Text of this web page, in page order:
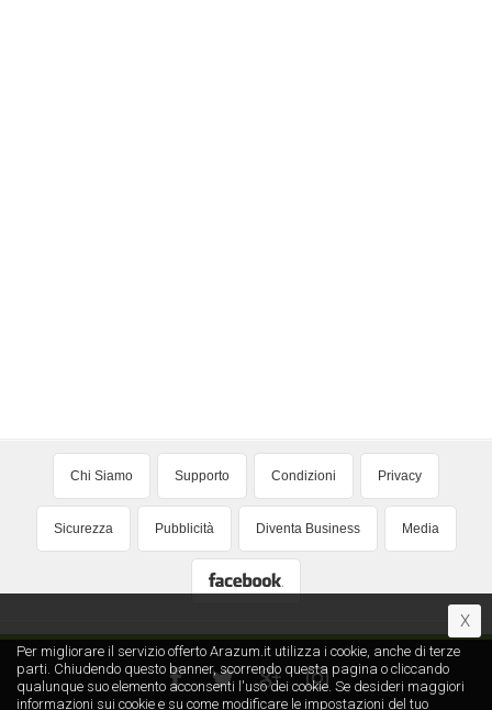
Chi Siamo Supporto Condizioni Privacy
Sicurezza Pubblicità Diventa Business Media
Per migliorare il servizio offerto Arazum.it utilizza i cookie, anche di terze
parti. Chiudendo questo banner, scorrendo questa pagina o cliccando
qualunque suo elemento acconsenti l′uso dei cookie. Se desideri maggiori
informazioni sui cookie e su come modificare le impostazioni del tuo
X